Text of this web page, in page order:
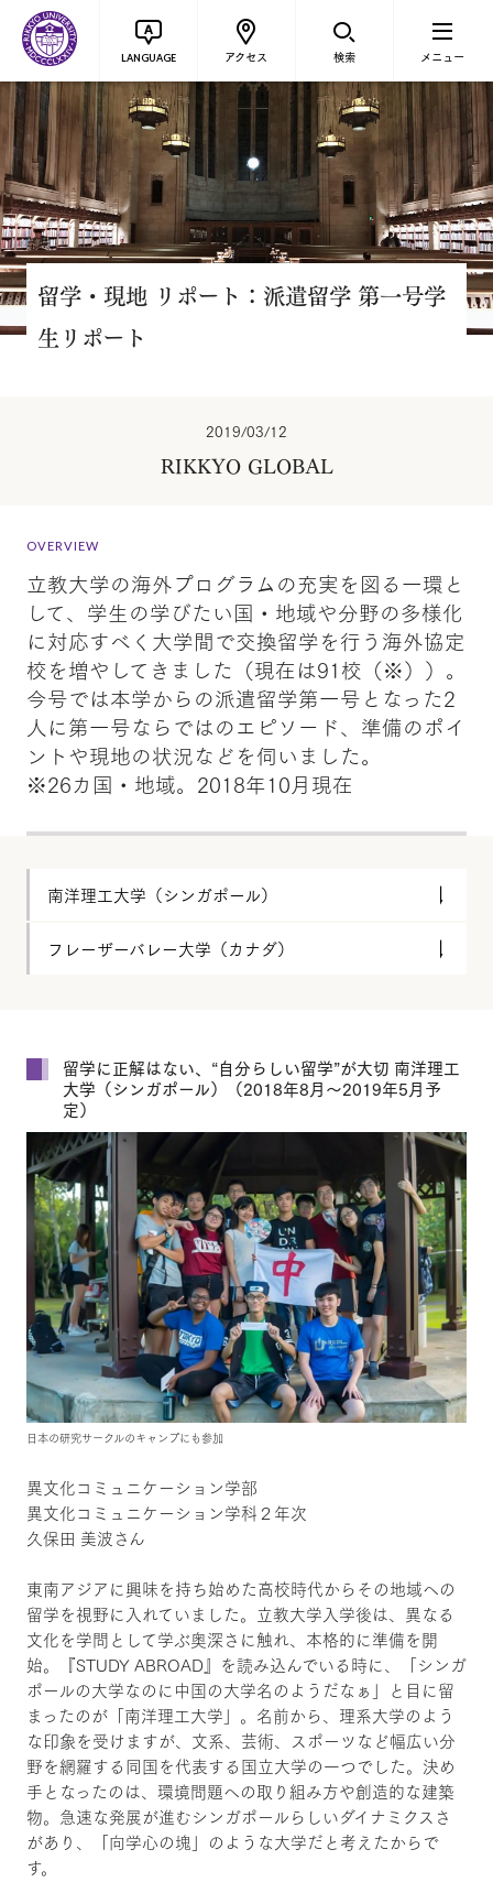
LANGUAGE アクセス 検索 メニュー
留学・現地 リポート：派遣留学 第一号学
生リポート
2019/03/12
RIKKYO GLOBAL
OVERVIEW
立教大学の海外プログラムの充実を図る一環と
して、学生の学びたい国・地域や分野の多様化
に対応すべく大学間で交換留学を行う海外協定
校を増やしてきました（現在は91校（※））。
今号では本学からの派遣留学第一号となった2
人に第一号ならではのエピソード、準備のポイ
ントや現地の状況などを伺いました。
※26カ国・地域。2018年10月現在
南洋理工大学（シンガポール）
フレーザーバレー大学（カナダ）
留学に正解はない、“自分らしい留学”が大切 南洋理工
大学（シンガポール）（2018年8月～2019年5月予
定）
日本の研究サークルのキャンプにも参加
異文化コミュニケーション学部
異文化コミュニケーション学科２年次
久保田 美波さん
東南アジアに興味を持ち始めた高校時代からその地域への
留学を視野に入れていました。立教大学入学後は、異なる
文化を学問として学ぶ奥深さに触れ、本格的に準備を開
始。『STUDY ABROAD』を読み込んでいる時に、「シンガ
ポールの大学なのに中国の大学名のようだなぁ」と目に留
まったのが「南洋理工大学」。名前から、理系大学のよう
な印象を受けますが、文系、芸術、スポーツなど幅広い分
野を網羅する同国を代表する国立大学の一つでした。決め
手となったのは、環境問題への取り組み方や創造的な建築
物。急速な発展が進むシンガポールらしいダイナミクスさ
があり、「向学心の塊」のような大学だと考えたからで
す。